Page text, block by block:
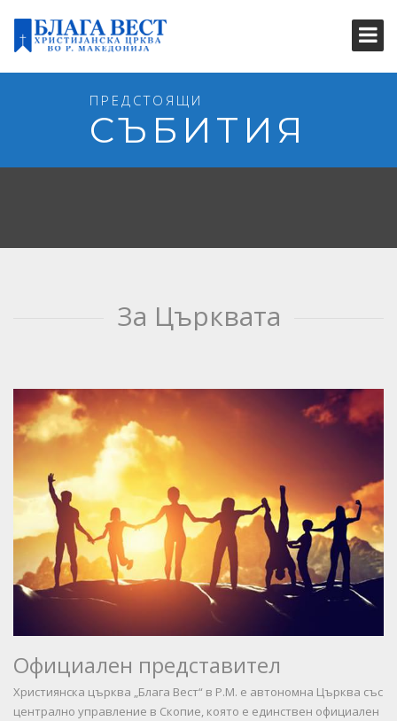
ПРЕДСТОЯЩИ
СЪБИТИЯ
За Църквата
Официален представител
Християнска църква „Блага Вест“ в Р.М. е автономна Църква със
централно управление в Скопие, която е единствен официален